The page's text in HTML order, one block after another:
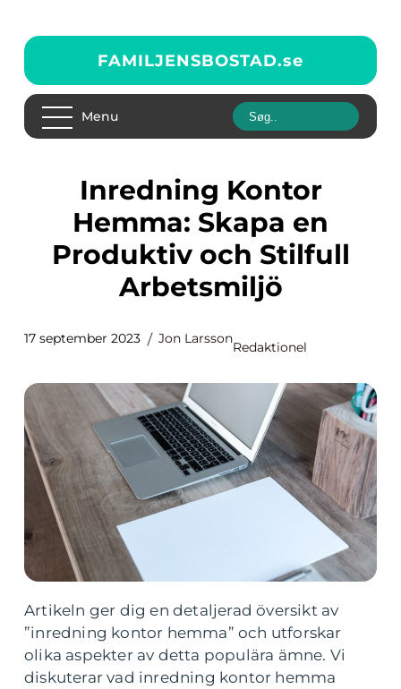
FAMILJENSBOSTAD.se
Menu
Inredning Kontor
Hemma: Skapa en
Produktiv och Stilfull
Arbetsmiljö
17 september 2023 Jon Larsson
Redaktionel
Artikeln ger dig en detaljerad översikt av
”inredning kontor hemma” och utforskar
olika aspekter av detta populära ämne. Vi
diskuterar vad inredning kontor hemma